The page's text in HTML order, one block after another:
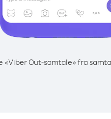
«Viber Out-samtale» fra